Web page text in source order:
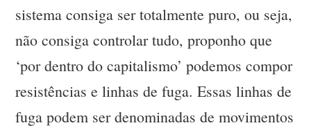
sistema consiga ser totalmente puro, ou seja,
não consiga controlar tudo, proponho que
‘por dentro do capitalismo’ podemos compor
resistências e linhas de fuga. Essas linhas de
fuga podem ser denominadas de movimentos